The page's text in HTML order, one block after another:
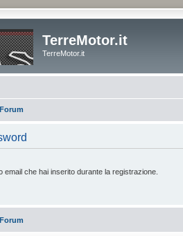
TerreMotor.it
TerreMotor.it
email che hai inserito durante la registrazione.